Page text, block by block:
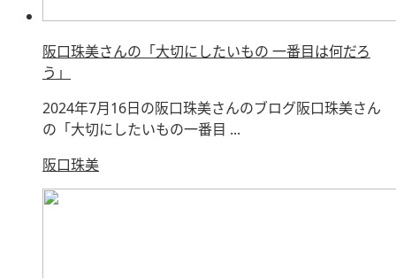
阪口珠美さんの「大切にしたいもの 一番目は何だろ
う」
2024年7月16日の阪口珠美さんのブログ阪口珠美さん
の「大切にしたいもの一番目 ...
阪口珠美